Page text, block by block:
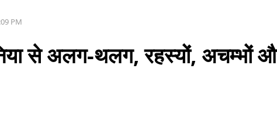
PM
से अलग-थलग, रहस्यों, अचम्भों